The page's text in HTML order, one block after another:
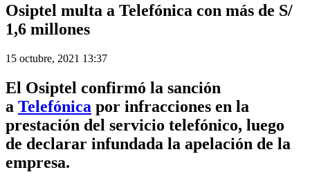
Osiptel multa a Telefónica con más de S/
1,6 millones
15 octubre, 2021 13:37
El Osiptel confirmó la sanción
a Telefónica por infracciones en la
prestación del servicio telefónico, luego
de declarar infundada la apelación de la
empresa.